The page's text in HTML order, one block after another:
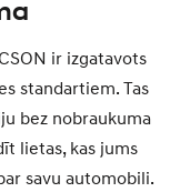
ir izgatavots
standartiem. Tas
bez nobraukuma
lietas, kas jums
savu automobili.